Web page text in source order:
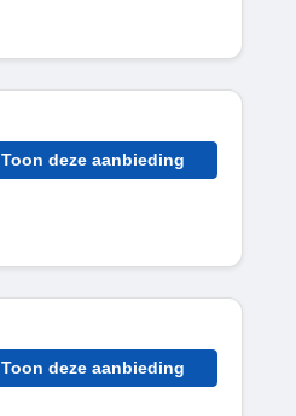
Toon deze aanbieding
Toon deze aanbieding